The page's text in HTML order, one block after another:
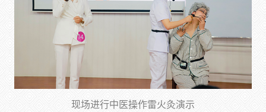
现场进行中医操作雷火灸演示